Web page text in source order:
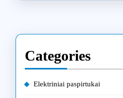
Categories
Elektriniai paspirtukai